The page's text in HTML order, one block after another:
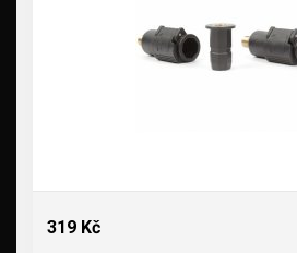
319 Kč